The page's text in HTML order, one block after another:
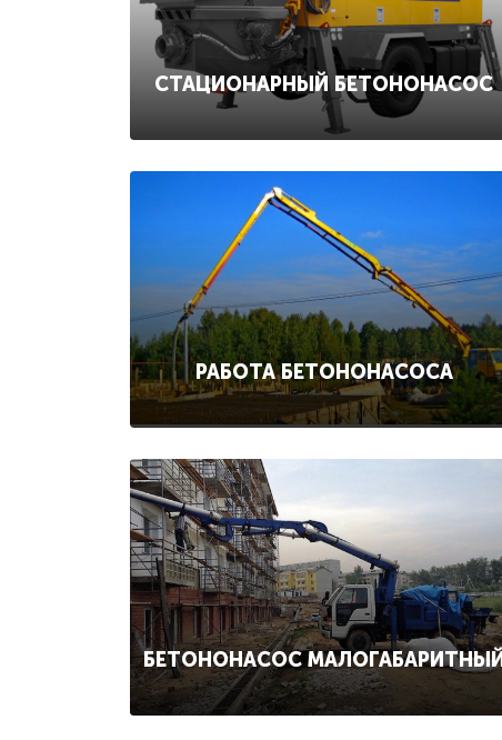
СТАЦИОНАРНЫЙ БЕТОНОНАСОС
РАБОТА БЕТОНОНАСОСА
БЕТОНОНАСОС МАЛОГАБАРИТНЫЙ